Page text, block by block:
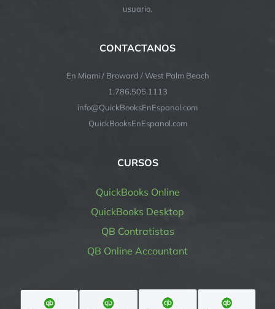
usuario.
CONTACTANOS
En Miami / Broward / West Palm Beach
1.786.505.1113
info@QuickBooksEnEspanol.com
QuickBooksEnEspanol.com
CURSOS
QuickBooks Online
QuickBooks Desktop
QB Contratistas
QB Online Accountant